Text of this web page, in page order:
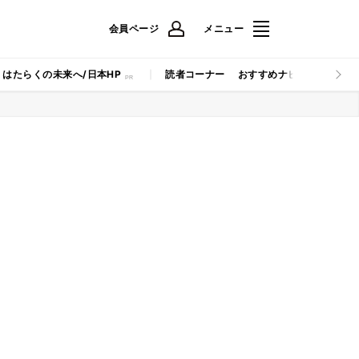
会員ページ メニュー
はたらくの未来へ/日本HP 読者コーナー おすすめナビ マイナビ